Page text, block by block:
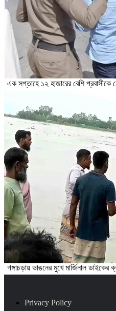
এক সপ্তাহে ১২ হাজারের বেশি প্রবাসীকে
গঙ্গাচড়ায় ভাঙনের মুখে মার্জিনাল ডাইকের
Privacy Policy